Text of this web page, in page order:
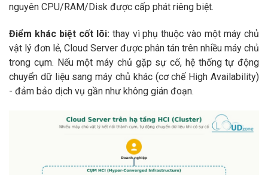
nguyên CPU/RAM/Disk được cấp phát riêng biệt.
Điểm khác biệt cốt lõi: thay vì phụ thuộc vào một máy chủ
vật lý đơn lẻ, Cloud Server được phân tán trên nhiều máy chủ
trong cụm. Nếu một máy chủ gặp sự cố, hệ thống tự động
chuyển dữ liệu sang máy chủ khác (cơ chế High Availability)
- đảm bảo dịch vụ gần như không gián đoạn.